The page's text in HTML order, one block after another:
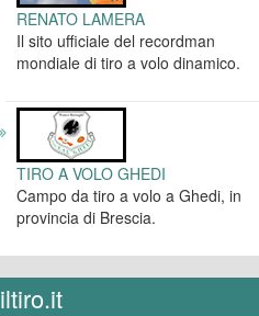
RENATO LAMERA
Il sito ufficiale del recordman
mondiale di tiro a volo dinamico.
TIRO A VOLO GHEDI
Campo da tiro a volo a Ghedi, in
provincia di Brescia.
iltiro.it